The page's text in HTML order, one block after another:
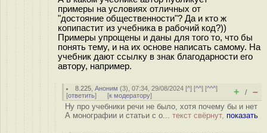
примеры на условиях отличных от
"достояние общественности"? Да и кто ж
копипастит из учебника в рабочий код?))
Примеры упрощены и даны для того то, что бы
понять тему, и на их основе написать самому. На
учебник дают ссылку в знак благодарности его
автору, например.
8.225 ,Аноним (3), 07:34, 29/08/2024 [^] [^^] [^^^]
[ответить] [к модератору] + / –
Ну про учебники речи не было, хотя почему бы и нет
А монографии и статьи с о... текст свёрнут, показать